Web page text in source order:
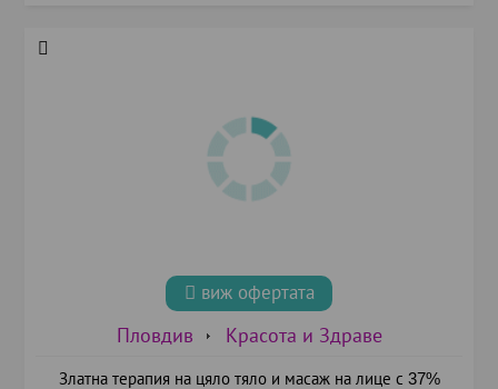
виж офертата
Пловдив Красота и Здраве
Златна терапия на цяло тяло и масаж на лице с 37%